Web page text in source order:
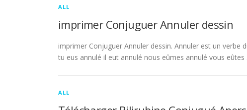
ALL
imprimer Conjuguer Annuler dessin
imprimer Conjuguer Annuler dessin. Annuler est un verbe
tu eus annulé il eut annulé nous eûmes annulé vous eûtes
ALL